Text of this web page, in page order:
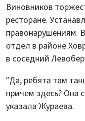
Виновников
ресторане.
правонарушениям.
отдел в районе
в соседний
"Да, ребята там
причем здесь? Она
указала Жураева.